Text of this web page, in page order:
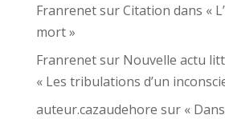
FranrenetsurCitation dans «
mort »
Franrenetsur Nouvelle actu
« Les tribulations d’un
auteur.cazaudehore sur «